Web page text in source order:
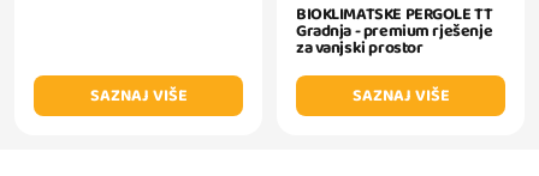
SAZNAJ VIŠE
BIOKLIMATSKE PERGOLE TT
Gradnja - premium rješenje
za vanjski prostor
SAZNAJ VIŠE